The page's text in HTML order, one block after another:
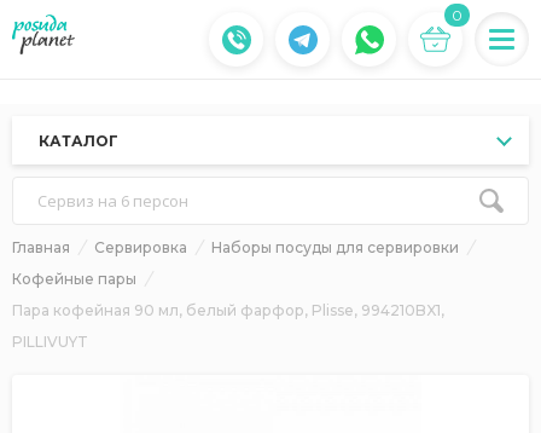
0
КАТАЛОГ
Сервиз на 6 персон
Главная Сервировка
Наборы посуды для сервировки
Кофейные пары
Пара кофейная 90 мл, белый фарфор, Plisse, 994210BX1,
PILLIVUYT